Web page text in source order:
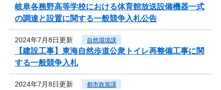
岐阜各務野高等学校における体育館放送設備機器一式
の調達と設置に関する一般競争入札公告
2024年7月8日更新 自然環境課
【建設工事】東海自然歩道公衆トイレ再整備工事に関
する一般競争入札
2024年7月8日更新 都市政策課